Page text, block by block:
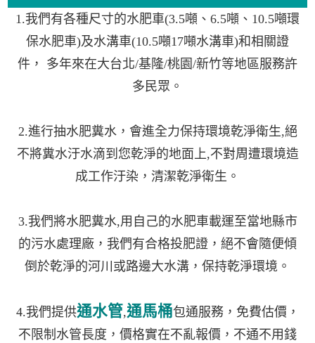
1.我們有各種尺寸的水肥車(3.5噸、6.5噸、10.5噸環
保水肥車)及水溝車(10.5噸17噸水溝車)和相關證
件， 多年來在大台北/基隆/桃園/新竹等地區服務許
多民眾。
2.進行抽水肥糞水，會進全力保持環境乾淨衛生,絕
不將糞水汙水滴到您乾淨的地面上,不對周遭環境造
成工作汙染，清潔乾淨衛生。
3.我們將水肥糞水,用自己的水肥車載運至當地縣市
的污水處理廠，我們有合格投肥證，絕不會隨便傾
倒於乾淨的河川或路邊大水溝，保持乾淨環境。
4.我們提供通水管,通馬桶包通服務，免費估價，
不限制水管長度，價格實在不亂報價，不通不用錢